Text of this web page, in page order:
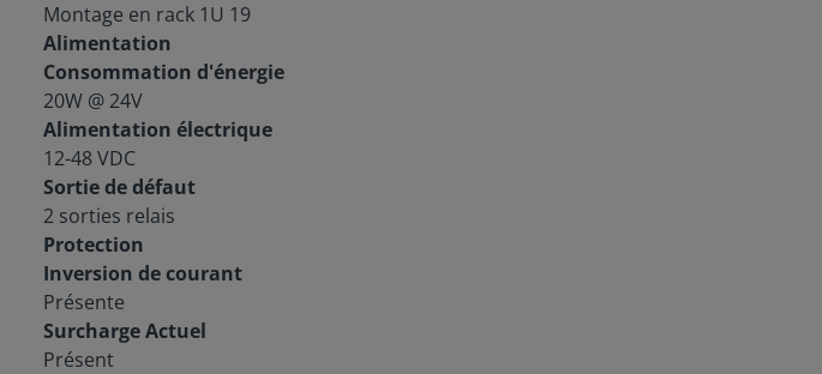
Montage en rack 1U 19
Alimentation
Consommation d'énergie
20W @ 24V
Alimentation électrique
12-48 VDC
Sortie de défaut
2 sorties relais
Protection
Inversion de courant
Présente
Surcharge Actuel
Présent